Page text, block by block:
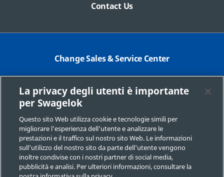
Contact Us
Change Sales & Service Center
Contact Corporate
Safe Product Selection
Legal
Swagelok.com
© 2025 Swagelok Italia | Nordival Srl
La privacy degli utenti è importante
per Swagelok
Questo sito Web utilizza cookie e tecnologie simili per
migliorare l'esperienza dell'utente e analizzare le
prestazioni e il traffico sul nostro sito Web. Le informazioni
sull'utilizzo del nostro sito da parte dell'utente vengono
inoltre condivise con i nostri partner di social media,
pubblicità e analisi. Per ulteriori informazioni, consultare la